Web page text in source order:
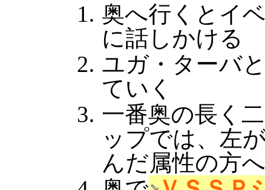
奥へ行くとイ
に話しかける
ユガ・ターバ
ていく
一番奥の長く
ップでは、左
んだ属性の方